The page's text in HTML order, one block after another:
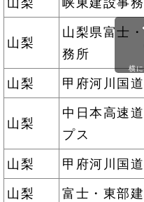
山梨
山梨県富士
務所
山梨
甲府河川国
山梨
中日本高速
プス
山梨 甲府河川国
山梨
富士・東部
横